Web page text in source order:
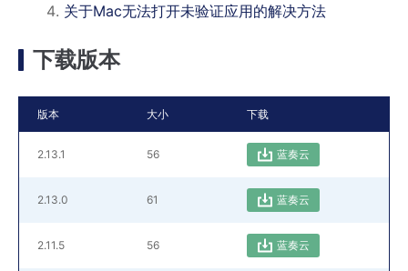
关于Mac无法打开未验证应用的解决方法
下载版本
版本 大小 下载
2.13.1 56 蓝奏云
2.13.0 61 蓝奏云
2.11.5 56 蓝奏云